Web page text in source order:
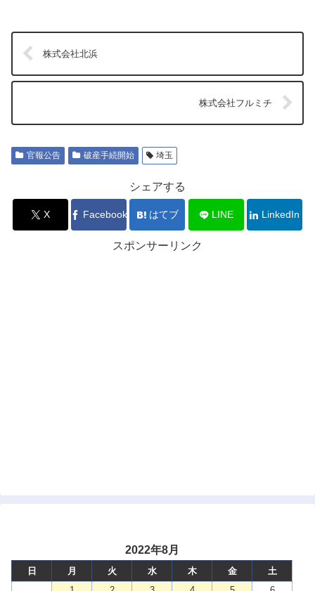
株式会社北浜
株式会社フルミチ
官報公告 破産手続開始 埼玉
シェアする
X Facebook はてブ LINE LinkedIn
スポンサーリンク
2022年8月
日 月 火 水 木 金
土